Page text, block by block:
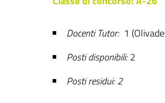
Docenti Tutor:1
Posti disponibili:2
Posti residui: 2